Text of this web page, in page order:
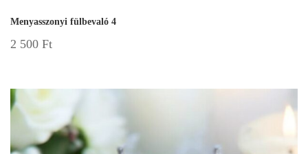
Menyasszonyi fülbevaló 4
2 500 Ft